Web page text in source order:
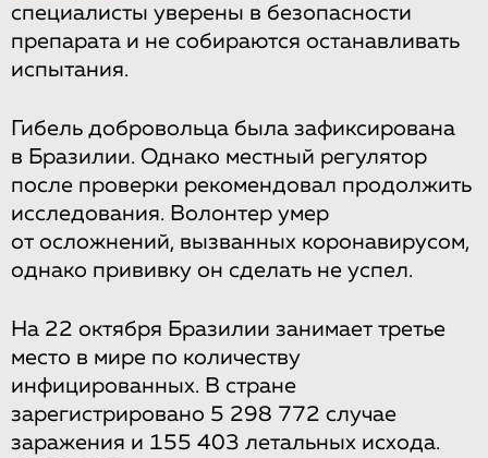
специалисты уверены в безопасности
препарата и не собираются останавливать
испытания.
Гибель добровольца была зафиксирована
в Бразилии. Однако местный регулятор
после проверки рекомендовал продолжить
исследования. Волонтер умер
от осложнений, вызванных коронавирусом,
однако прививку он сделать не успел.
На 22 октября Бразилии занимает третье
место в мире по количеству
инфицированных. В стране
зарегистрировано 5 298 772 случае
заражения и 155 403 летальных исхода.